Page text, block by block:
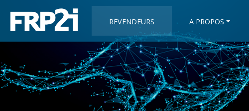
REVENDEURS A PROPOS